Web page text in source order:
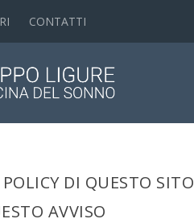
CONTATTI
DI QUESTO SITO
AVVISO